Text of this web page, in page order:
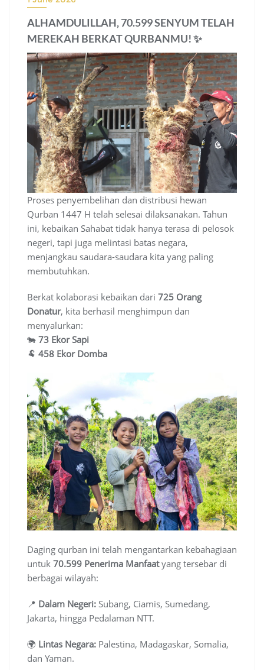
ALHAMDULILLAH, 70.599 SENYUM TELAH
MEREKAH BERKAT QURBANMU! ✨
Proses penyembelihan dan distribusi hewan
Qurban 1447 H telah selesai dilaksanakan. Tahun
ini, kebaikan Sahabat tidak hanya terasa di pelosok
negeri, tapi juga melintasi batas negara,
menjangkau saudara-saudara kita yang paling
membutuhkan.
Berkat kolaborasi kebaikan dari 725 Orang
Donatur, kita berhasil menghimpun dan
menyalurkan:
🐄 73 Ekor Sapi
🐏 458 Ekor Domba
Daging qurban ini telah mengantarkan kebahagiaan
untuk 70.599 Penerima Manfaatyang tersebar di
berbagai wilayah:
📍 Dalam Negeri: Subang, Ciamis, Sumedang,
Jakarta, hingga Pedalaman NTT.
🌍 Lintas Negara: Palestina, Madagaskar, Somalia,
dan Yaman.